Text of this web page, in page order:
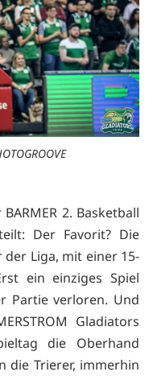
2. Basketball
Der Favorit? Die
der Liga, mit einer 15-
ein einziges Spiel
Partie verloren. Und
Gladiators
die Oberhand
die Trierer, immerhin